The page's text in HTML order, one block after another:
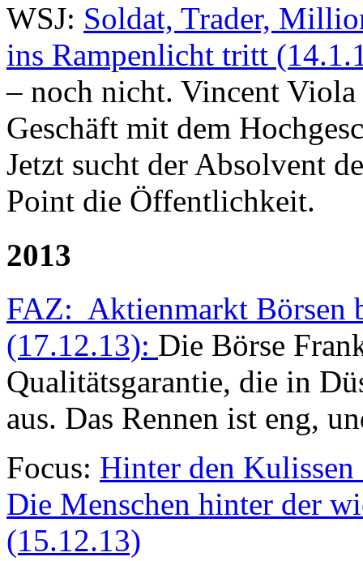
WSJ: Soldat, Trader,
ins Rampenlicht tritt
– noch nicht. Vincent
Geschäft mit dem
Jetzt sucht der Absolvent
Point die Öffentlichkeit.
2013
FAZ: Aktienmarkt Börsen
(17.12.13): Die Börse
Qualitätsgarantie, die in
aus. Das Rennen ist eng,
Focus: Hinter den
Die Menschen hinter der
(15.12.13)